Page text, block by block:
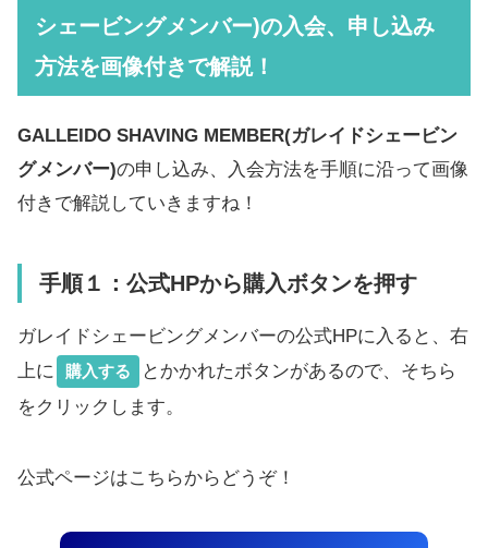
シェービングメンバー)の入会、申し込み
方法を画像付きで解説！
GALLEIDO SHAVING MEMBER(ガレイドシェービン
グメンバー)の申し込み、入会方法を手順に沿って画像
付きで解説していきますね！
手順１：公式HPから購入ボタンを押す
ガレイドシェービングメンバーの公式HPに入ると、右
上に
購入する
とかかれたボタンがあるので、そちら
をクリックします。
公式ページはこちらからどうぞ！